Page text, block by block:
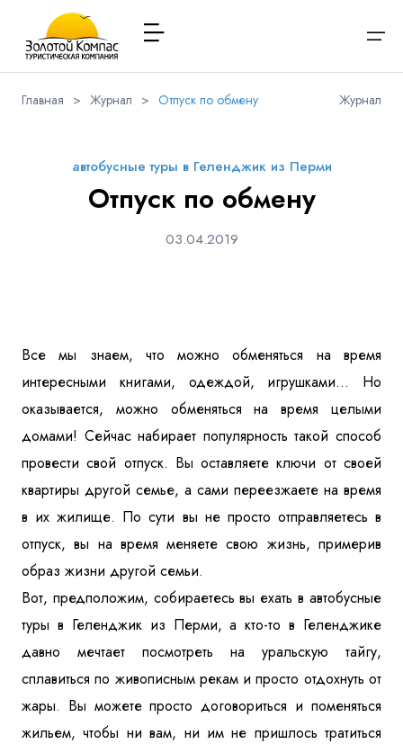
Расписание туров
Туры и экскурсии
Контакты
Главная > Журнал > Отпуск по обмену Журнал
автобусные туры в Геленджик из Перми
Отпуск по обмену
03.04.2019
Все мы знаем, что можно обменяться на время
интересными книгами, одеждой, игрушками... Но
оказывается, можно обменяться на время целыми
домами! Сейчас набирает популярность такой способ
провести свой отпуск. Вы оставляете ключи от своей
квартиры другой семье, а сами переезжаете на время
в их жилище. По сути вы не просто отправляетесь в
отпуск, вы на время меняете свою жизнь, примерив
образ жизни другой семьи.
Вот, предположим, собираетесь вы ехать в автобусные
туры в Геленджик из Перми, а кто-то в Геленджике
давно мечтает посмотреть на уральскую тайгу,
сплавиться по живописным рекам и просто отдохнуть от
жары. Вы можете просто договориться и поменяться
жильем, чтобы ни вам, ни им не пришлось тратиться
Куда бы Вы хотели отправиться?
Я даю согласие наобработку персональных данныхи
ознакомленс политикой компании в отношении
обработки персональных данных
Отправить
Через ВК Вход / Регистрация
с политикой компании в отношении
Вконтакте